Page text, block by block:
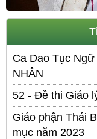
Ca Dao Tục
NHÂN
52 - Đề thi Giáo
Giáo phận Thái
mục năm 2023